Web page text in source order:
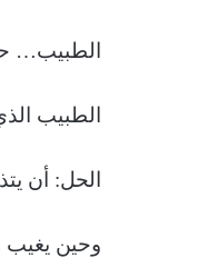
الطبيب…
الطبيب
الحل: أن
وحين يغيب